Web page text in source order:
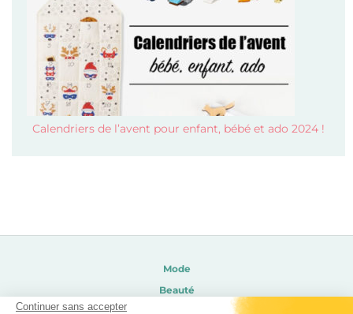
Continuer sans accepter
Calendriers de l’avent pour enfant, bébé et ado 2024 !
Mode
Beauté